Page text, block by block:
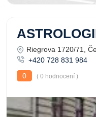
Riegrova 1720/71,
+420 728 831 984
0
( 0 hodnocení )